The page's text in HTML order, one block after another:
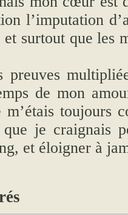
l’imputation
et surtout que les
preuves
de mon
toujours
je craignais
et éloigner à